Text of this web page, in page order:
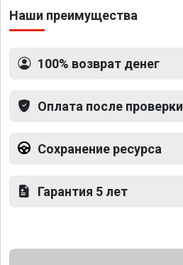
Наши преимущества
100% возврат денег
Оплата после проверки
Сохранение ресурса
Гарантия 5 лет